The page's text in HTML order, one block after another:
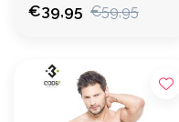
€39,95 €59,95